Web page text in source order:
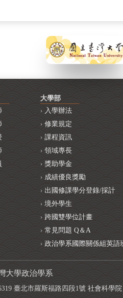
大學部
入學辦法
修業規定
課程資訊
領域專長
獎助學金
成績優良獎勵
出國修課學分登錄/採計
境外學生
跨國雙學位計畫
常見問題 Q＆A
政治學系國際關係組英語
大學政治學系
臺北市羅斯福路四段1號 社會科學